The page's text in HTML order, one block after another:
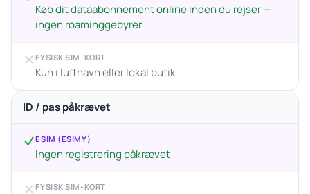
Køb dit dataabonnement online inden du rejser —
ingen roaminggebyrer
FYSISK SIM-KORT
Kun i lufthavn eller lokal butik
ID / pas påkrævet
ESIM (ESIMY)
Ingen registrering påkrævet
FYSISK SIM-KORT